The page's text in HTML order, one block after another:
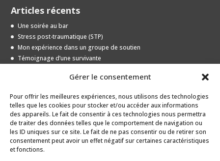
Gérer le consentement
Pour offrir les meilleures expériences, nous utilisons des technologies
telles que les cookies pour stocker et/ou accéder aux informations
des appareils. Le fait de consentir à ces technologies nous permettra
de traiter des données telles que le comportement de navigation ou
les ID uniques sur ce site. Le fait de ne pas consentir ou de retirer son
consentement peut avoir un effet négatif sur certaines caractéristiques
et fonctions.
Articles récents
Une soirée au bar
Stress post-traumatique (STP)
Mon expérience dans un groupe de soutien
Témoignage d’une survivante
Archives
Archives